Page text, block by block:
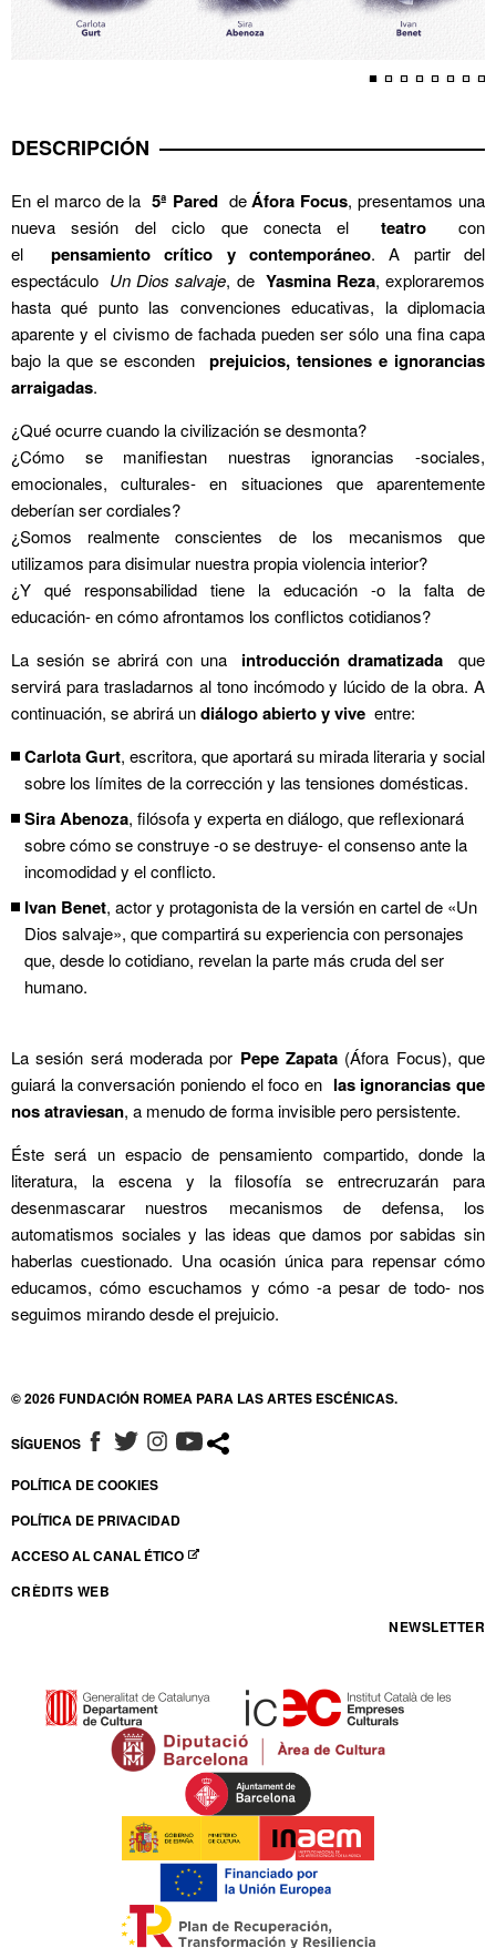
DESCRIPCIÓN
En el marco de la5ª PareddeÁfora Focus, presentamos una
nueva sesión del ciclo que conecta elteatro con
el pensamiento crítico y contemporáneo. A partir del
espectáculo Un Dios salvaje, de Yasmina Reza, exploraremos
hasta qué punto las convenciones educativas, la diplomacia
aparente y el civismo de fachada pueden ser sólo una fina capa
bajo la que se esconden prejuicios, tensiones e ignorancias
arraigadas.
¿Qué ocurre cuando la civilización se desmonta?
¿Cómo se manifiestan nuestras ignorancias -sociales,
emocionales, culturales- en situaciones que aparentemente
deberían ser cordiales?
¿Somos realmente conscientes de los mecanismos que
utilizamos para disimular nuestra propia violencia interior?
¿Y qué responsabilidad tiene la educación -o la falta de
educación- en cómo afrontamos los conflictos cotidianos?
La sesión se abrirá con una introducción dramatizada que
servirá para trasladarnos al tono incómodo y lúcido de la obra. A
continuación, se abrirá undiálogo abierto y vive entre:
Carlota Gurt, escritora, que aportará su mirada literaria y social
sobre los límites de la corrección y las tensiones domésticas.
Sira Abenoza, filósofa y experta en diálogo, que reflexionará
sobre cómo se construye -o se destruye- el consenso ante la
incomodidad y el conflicto.
Ivan Benet, actor y protagonista de la versión en cartel de «Un
Dios salvaje», que compartirá su experiencia con personajes
que, desde lo cotidiano, revelan la parte más cruda del ser
humano.
La sesión será moderada por Pepe Zapata (Áfora Focus), que
guiará la conversación poniendo el foco en las ignorancias que
nos atraviesan, a menudo de forma invisible pero persistente.
Éste será un espacio de pensamiento compartido, donde la
literatura, la escena y la filosofía se entrecruzarán para
desenmascarar nuestros mecanismos de defensa, los
automatismos sociales y las ideas que damos por sabidas sin
haberlas cuestionado. Una ocasión única para repensar cómo
educamos, cómo escuchamos y cómo -a pesar de todo- nos
seguimos mirando desde el prejuicio.
© 2026 FUNDACIÓN ROMEA PARA LAS ARTES ESCÉNICAS.
SÍGUENOS ABRE EN NUEVA VENTANA
ABRE EN NUEVA VENTANA
ABRE EN NUEVA VENTANA
ABRE EN NUEVA VENTANA
POLÍTICA DE COOKIES
POLÍTICA DE PRIVACIDAD
ACCESO AL CANAL ÉTICO
ABRE EN NUEVA VENTANA
CRÈDITS WEB
NEWSLETTER